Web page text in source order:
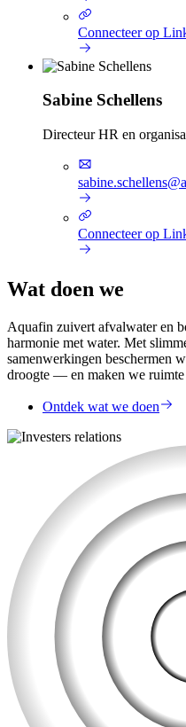
Connecteer op
Sabine Schellens
Directeur HR en
Connecteer op
Wat doen we
Aquafin zuivert afvalwater en
harmonie met water. Met
samenwerkingen beschermen
droogte — en maken we ruimte
Ontdek wat we doen